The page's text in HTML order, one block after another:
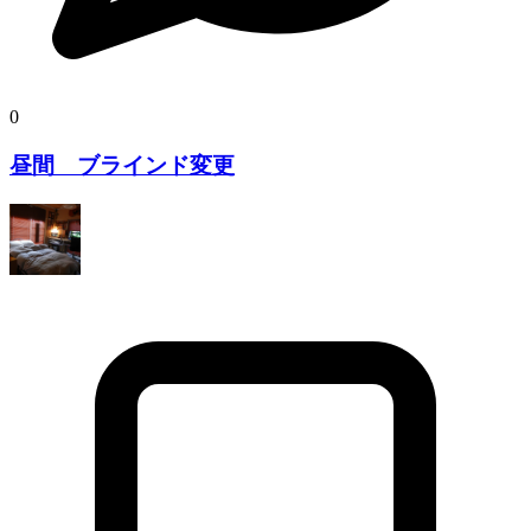
0
昼間 ブラインド変更